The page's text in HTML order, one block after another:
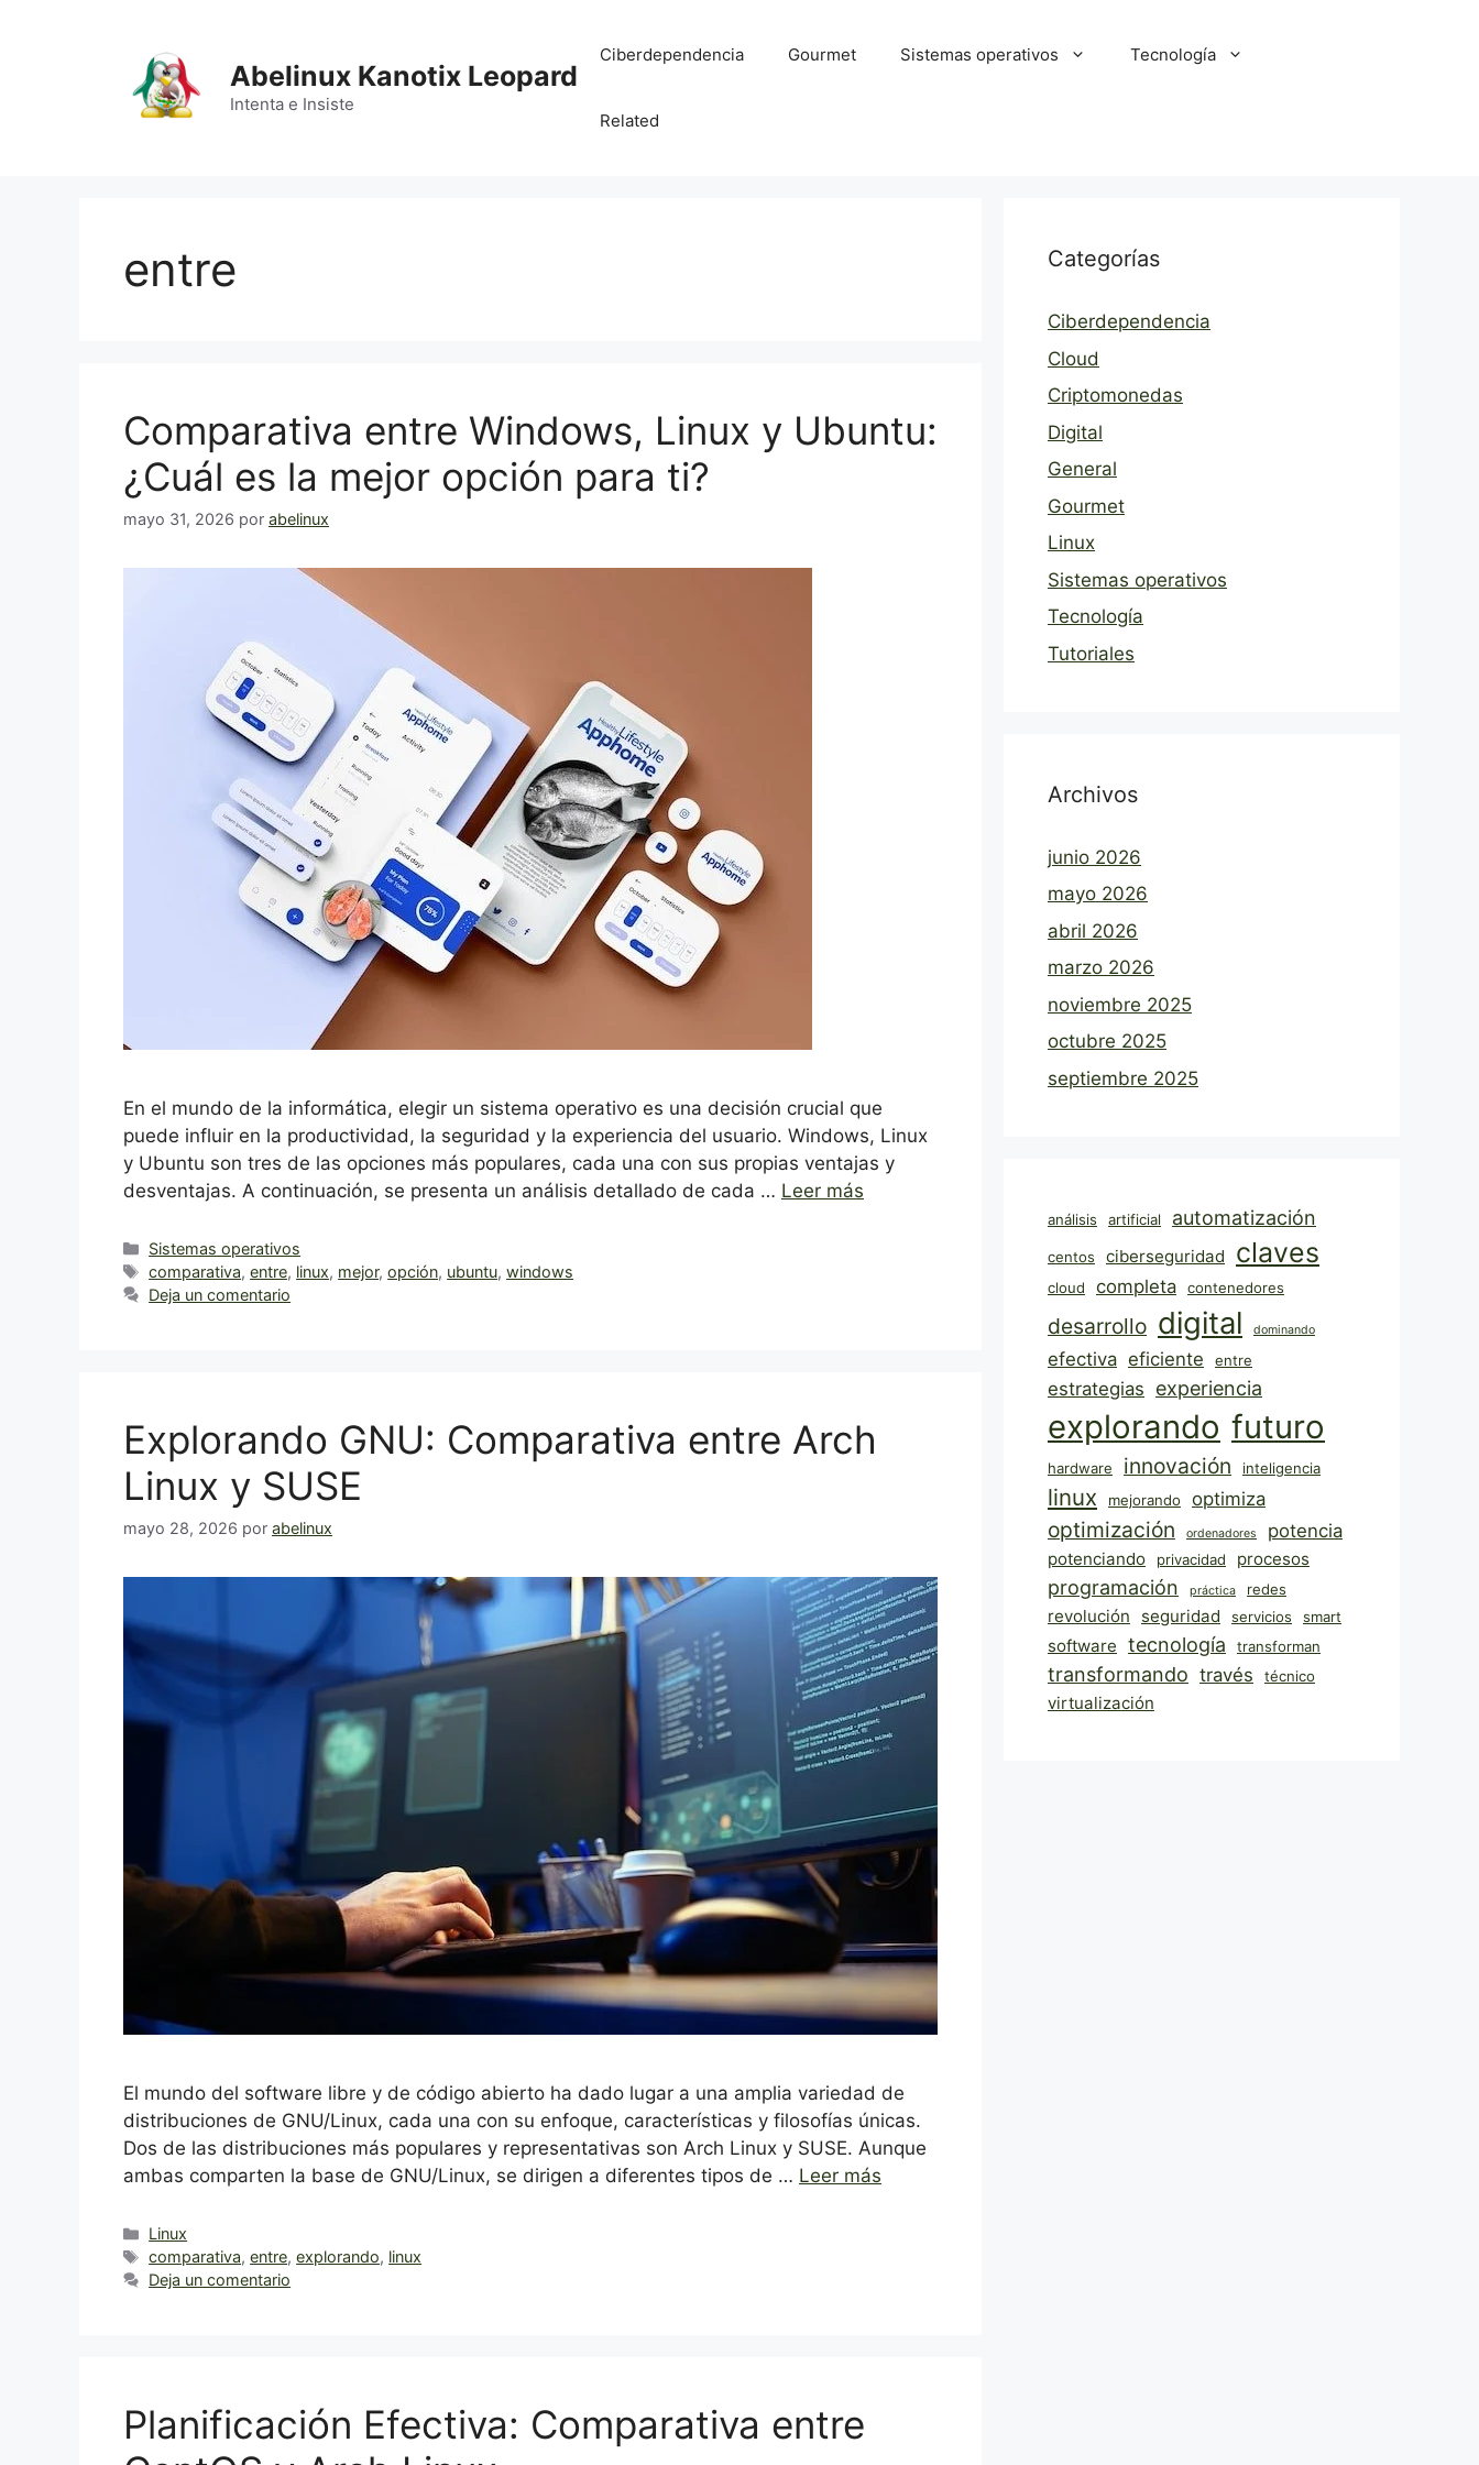
Abelinux Kanotix Leopard
Intenta e Insiste
Ciberdependencia Gourmet Sistemas operativos Tecnología
Related
entre
Comparativa entre Windows, Linux y Ubuntu:
¿Cuál es la mejor opción para ti?
mayo 31, 2026 por abelinux
En el mundo de la informática, elegir un sistema operativo es una decisión crucial que
puede influir en la productividad, la seguridad y la experiencia del usuario. Windows, Linux
y Ubuntu son tres de las opciones más populares, cada una con sus propias ventajas y
desventajas. A continuación, se presenta un análisis detallado de cada … Leer más
Categorías
Sistemas operativos
Etiquetas
comparativa,entre, linux, mejor,opción, ubuntu,windows
Deja un comentario
Explorando GNU: Comparativa entre Arch
Linux y SUSE
mayo 28, 2026 por abelinux
El mundo del software libre y de código abierto ha dado lugar a una amplia variedad de
distribuciones de GNU/Linux, cada una con su enfoque, características y filosofías únicas.
Dos de las distribuciones más populares y representativas son Arch Linux y SUSE. Aunque
ambas comparten la base de GNU/Linux, se dirigen a diferentes tipos de … Leer más
Categorías
Linux
Etiquetas
comparativa,entre,explorando, linux
Deja un comentario
Planificación Efectiva: Comparativa entre
Categorías
Ciberdependencia
Cloud
Criptomonedas
Digital
General
Gourmet
Linux
Sistemas operativos
Tecnología
Tutoriales
Archivos
junio 2026
mayo 2026
abril 2026
marzo 2026
noviembre 2025
octubre 2025
septiembre 2025
análisis artificial automatización
centos ciberseguridad claves
cloud completa contenedores
desarrollo digital dominando
efectiva eficiente entre
estrategias experiencia
explorando futuro
hardware innovación inteligencia
linux mejorando optimiza
optimización ordenadores potencia
potenciando privacidad procesos
programación práctica redes
revolución seguridad servicios smart
software tecnología transforman
transformando través técnico
virtualización